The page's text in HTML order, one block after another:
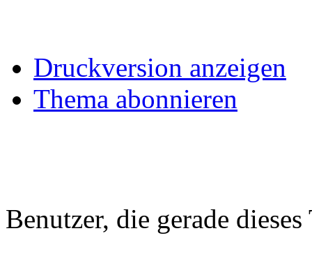
Druckversion anzeigen
Thema abonnieren
Benutzer, die gerade